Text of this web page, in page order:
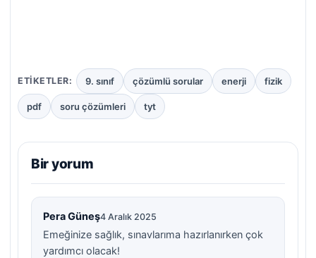
ETIKETLER: 9. sınıf çözümlü sorular enerji fizik
pdf soru çözümleri tyt
Bir yorum
Pera Güneş4 Aralık 2025
Emeğinize sağlık, sınavlarıma hazırlanırken çok
yardımcı olacak!